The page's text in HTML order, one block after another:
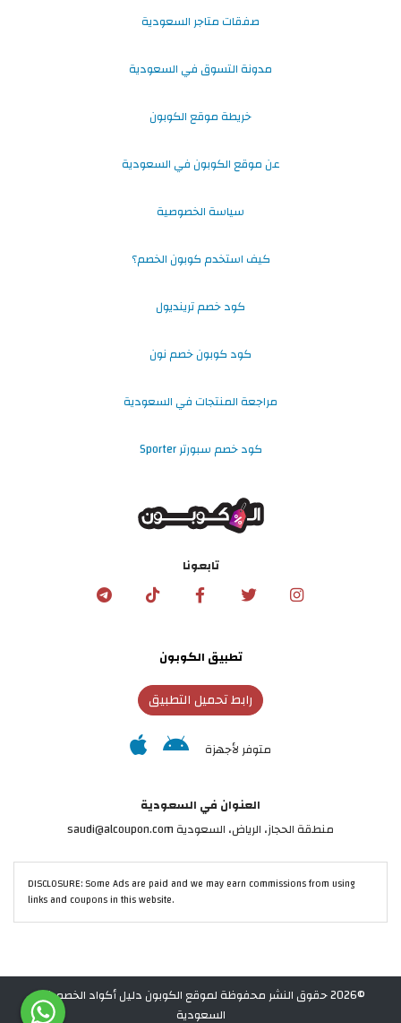
صفقات متاجر السعودية
مدونة التسوق في السعودية
خريطة موقع الكوبون
عن موقع الكوبون في السعودية
سياسة الخصوصية
كيف استخدم كوبون الخصم؟
كود خصم ترينديول
كود كوبون خصم نون
مراجعة المنتجات في السعودية
كود خصم سبورتر Sporter
تابعونا
تطبيق الكوبون
رابط تحميل التطبيق
متوفر لأجهزة
العنوان في السعودية
منطقة الحجاز، الرياض، السعودية saudi@alcoupon.com
DISCLOSURE: Some Ads are paid and we may earn commissions from using
links and coupons in this website.
©2026 حقوق النشر محفوظة لموقع الكوبون دليل أكواد الخصم في
السعودية